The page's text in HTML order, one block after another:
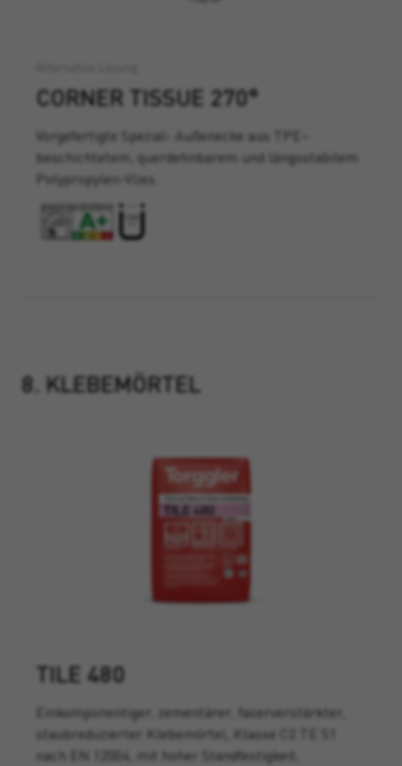
CORNER TISSUE 270°
Vorgefertigte Spezial- Außenecke aus TPE–
beschichtetem, querdehnbarem und längsstabilem
Polypropylen-Vlies.
8. KLEBEMÖRTEL
TILE 480
Einkomponentiger, zementärer, faserverstärkter,
staubreduzierter Klebemörtel, Klasse C2 TE S1
nach EN 12004, mit hoher Standfestigkeit,